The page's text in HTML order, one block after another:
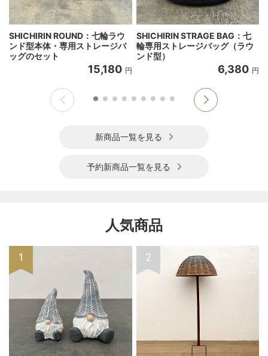
SHICHIRIN ROUND：七輪ラウ
ンド型本体・専用ストレージバ
ッグのセット
15,180 円
SHICHIRIN STRAGE BAG：七
輪専用ストレージバッグ（ラウ
ンド型）
6,380 円
新商品一覧を見る
予約新商品一覧を見る
人気商品
1 2